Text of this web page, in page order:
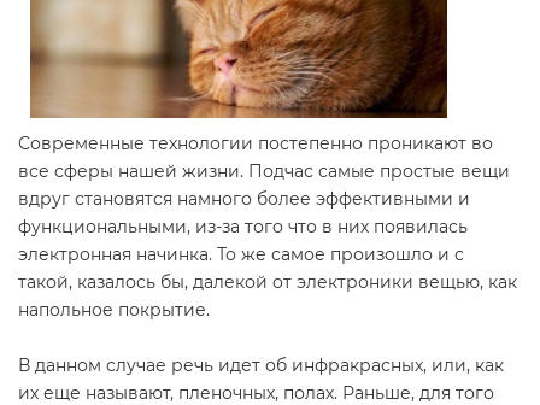
Современные технологии постепенно проникают во
все сферы нашей жизни. Подчас самые простые вещи
вдруг становятся намного более эффективными и
функциональными, из-за того что в них появилась
электронная начинка. То же самое произошло и с
такой, казалось бы, далекой от электроники вещью, как
напольное покрытие.
В данном случае речь идет об инфракрасных, или, как
их еще называют, пленочных, полах. Раньше, для того